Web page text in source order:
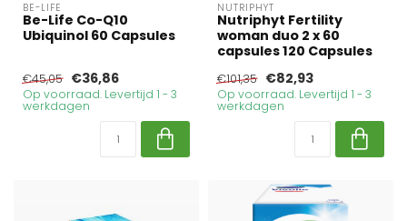
BE-LIFE
Be-Life Co-Q10
Ubiquinol 60 Capsules
€45,05 €36,86
Op voorraad. Levertijd 1 - 3
werkdagen
NUTRIPHYT
Nutriphyt Fertility
woman duo 2 x 60
capsules 120 Capsules
€101,35 €82,93
Op voorraad. Levertijd 1 - 3
werkdagen